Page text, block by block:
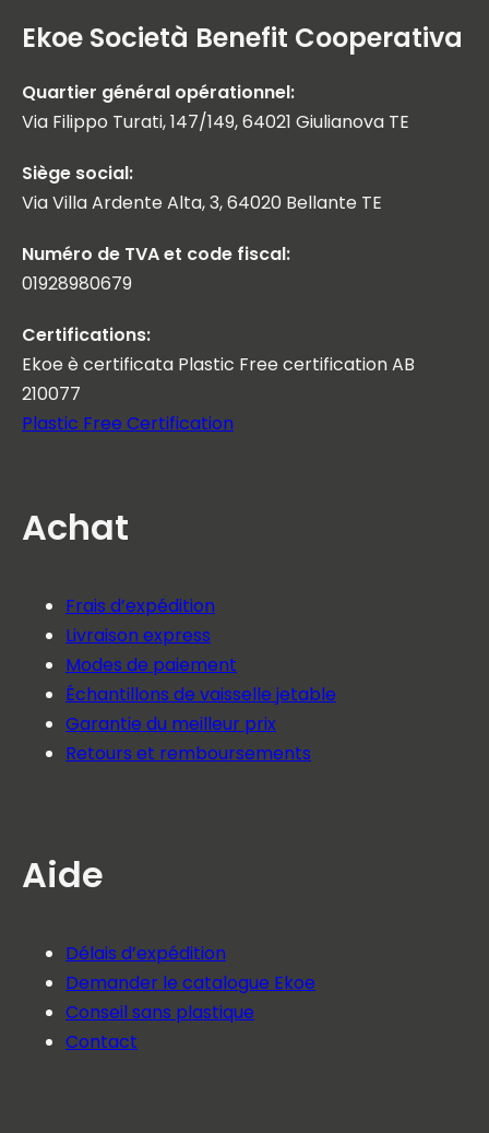
Ekoe Società Benefit Cooperativa
Quartier général opérationnel:
Via Filippo Turati, 147/149, 64021 Giulianova TE
Siège social:
Via Villa Ardente Alta, 3, 64020 Bellante TE
Numéro de TVA et code fiscal:
01928980679
Certifications:
Ekoe è certificata Plastic Free certification AB
210077
Plastic Free Certification
Achat
Frais d’expédition
Livraison express
Modes de paiement
Échantillons de vaisselle jetable
Garantie du meilleur prix
Retours et remboursements
Aide
Délais d’expédition
Demander le catalogue Ekoe
Conseil sans plastique
Contact